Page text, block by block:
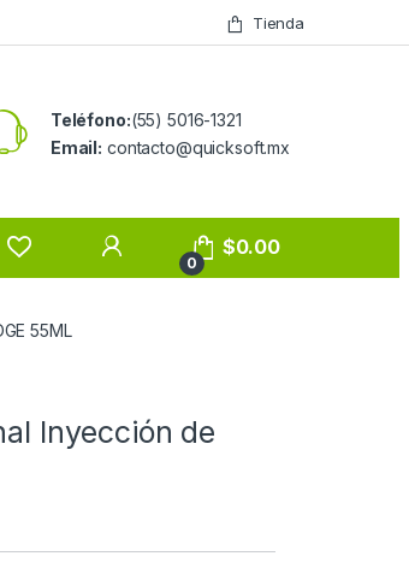
Tienda
Teléfono:(55) 5016-1321
Email: contacto@quicksoft.mx
0
$0.00
55ML
Inyección de